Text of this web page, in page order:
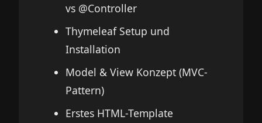
vs @Controller
Thymeleaf Setup und
Installation
Model & View Konzept (MVC-
Pattern)
Erstes HTML-Template